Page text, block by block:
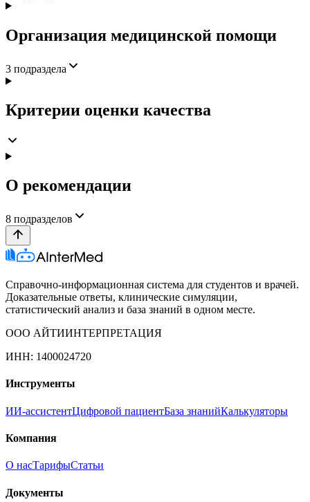
Организация медицинской помощи
3 подраздела
Критерии оценки качества
О рекомендации
8 подразделов
Справочно-информационная система для студентов и врачей.
Доказательные ответы, клинические симуляции,
статистический анализ и база знаний в одном месте.
ООО АЙТИИНТЕРПРЕТАЦИЯ
ИНН: 1400024720
Инструменты
ИИ-ассистентЦифровой пациентБаза знанийКалькуляторы
Компания
О насТарифыСтатьи
Документы